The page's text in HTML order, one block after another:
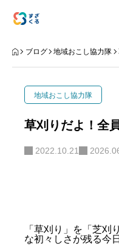
アバウト
拠点紹介
ブログ 地域おこし協力隊
地域おこし協力隊
草刈りだよ！全
2022.10.21
「草刈り」を「芝
な初々しさが残る今